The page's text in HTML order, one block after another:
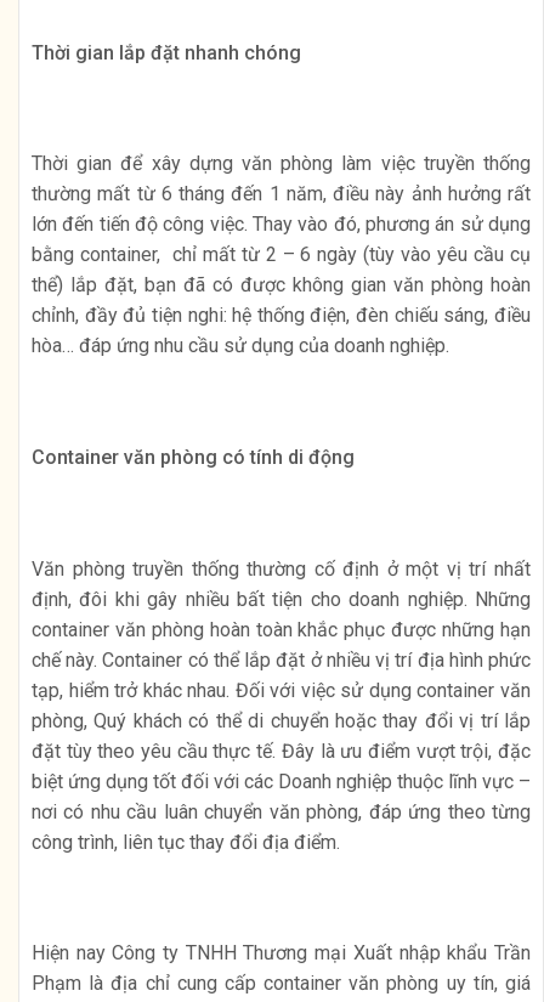
Thời gian lắp đặt nhanh chóng
Thời gian để xây dựng văn phòng làm việc truyền thống
thường mất từ 6 tháng đến 1 năm, điều này ảnh hưởng rất
lớn đến tiến độ công việc. Thay vào đó, phương án sử dụng
bằng container, chỉ mất từ 2 – 6 ngày (tùy vào yêu cầu cụ
thể) lắp đặt, bạn đã có được không gian văn phòng hoàn
chỉnh, đầy đủ tiện nghi: hệ thống điện, đèn chiếu sáng, điều
hòa… đáp ứng nhu cầu sử dụng của doanh nghiệp.
Container văn phòng có tính di động
Văn phòng truyền thống thường cố định ở một vị trí nhất
định, đôi khi gây nhiều bất tiện cho doanh nghiệp. Những
container văn phòng hoàn toàn khắc phục được những hạn
chế này. Container có thể lắp đặt ở nhiều vị trí địa hình phức
tạp, hiểm trở khác nhau. Đối với việc sử dụng container văn
phòng, Quý khách có thể di chuyển hoặc thay đổi vị trí lắp
đặt tùy theo yêu cầu thực tế. Đây là ưu điểm vượt trội, đặc
biệt ứng dụng tốt đối với các Doanh nghiệp thuộc lĩnh vực –
nơi có nhu cầu luân chuyển văn phòng, đáp ứng theo từng
công trình, liên tục thay đổi địa điểm.
Hiện nay Công ty TNHH Thương mại Xuất nhập khẩu Trần
Phạm là địa chỉ cung cấp container văn phòng uy tín, giá